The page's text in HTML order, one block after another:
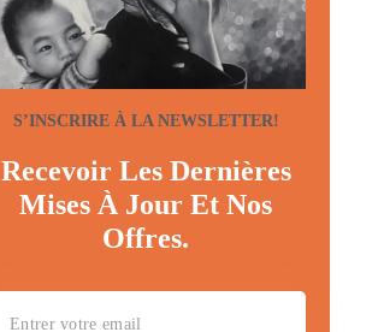
S’INSCRIRE À LA NEWSLETTER!
Recevoir Les Dernières
Mises À Jour Et Nos
Offres.